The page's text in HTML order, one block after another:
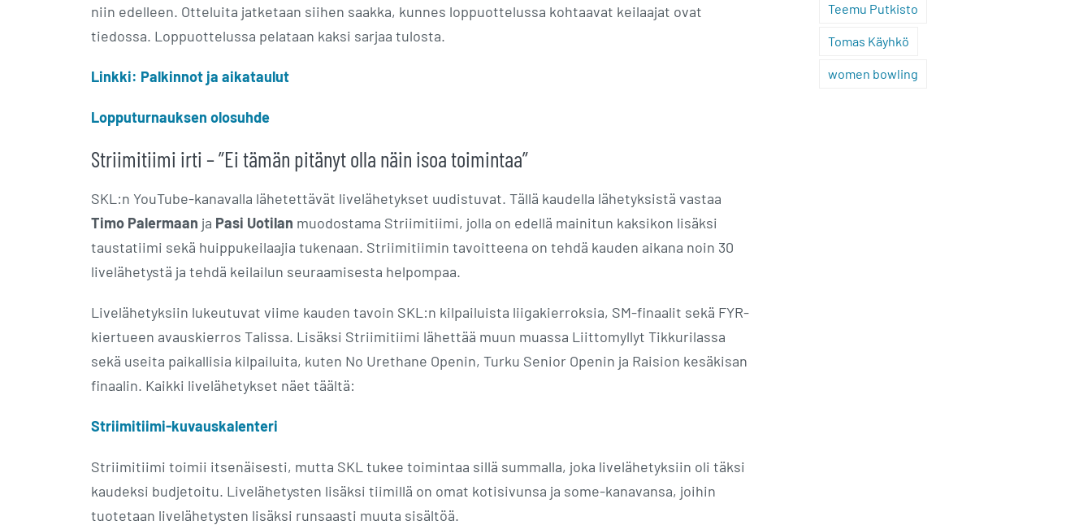
niin edelleen. Otteluita jatketaan siihen saakka, kunnes loppuottelussa kohtaavat keilaajat ovat
tiedossa. Loppuottelussa pelataan kaksi sarjaa tulosta.
Linkki: Palkinnot ja aikataulut
Lopputurnauksen olosuhde
Striimitiimi irti – ”Ei tämän pitänyt olla näin isoa toimintaa”
SKL:n YouTube-kanavalla lähetettävät livelähetykset uudistuvat. Tällä kaudella lähetyksistä vastaa
Timo Palermaan ja Pasi Uotilan muodostama Striimitiimi, jolla on edellä mainitun kaksikon lisäksi
taustatiimi sekä huippukeilaajia tukenaan. Striimitiimin tavoitteena on tehdä kauden aikana noin 30
livelähetystä ja tehdä keilailun seuraamisesta helpompaa.
Livelähetyksiin lukeutuvat viime kauden tavoin SKL:n kilpailuista liigakierroksia, SM-finaalit sekä FYR-
kiertueen avauskierros Talissa. Lisäksi Striimitiimi lähettää muun muassa Liittomyllyt Tikkurilassa
sekä useita paikallisia kilpailuita, kuten No Urethane Openin, Turku Senior Openin ja Raision kesäkisan
finaalin. Kaikki livelähetykset näet täältä:
Striimitiimi-kuvauskalenteri
Striimitiimi toimii itsenäisesti, mutta SKL tukee toimintaa sillä summalla, joka livelähetyksiin oli täksi
kaudeksi budjetoitu. Livelähetysten lisäksi tiimillä on omat kotisivunsa ja some-kanavansa, joihin
tuotetaan livelähetysten lisäksi runsaasti muuta sisältöä.
Teemu Putkisto
Tomas Käyhkö
women bowling